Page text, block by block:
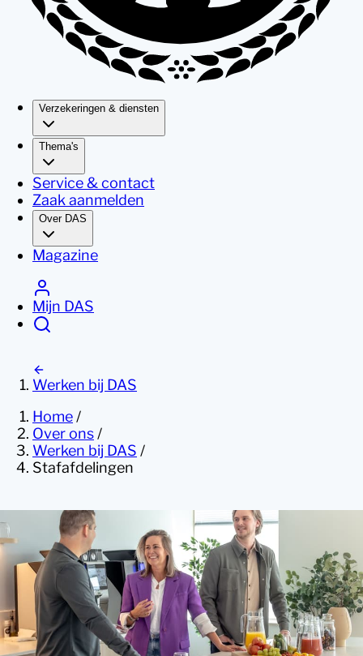
Verzekeringen & diensten
Thema's
Service & contact
Zaak aanmelden
Over DAS
Magazine
Mijn DAS
Werken bij DAS
Home /
Over ons /
Werken bij DAS /
Stafafdelingen